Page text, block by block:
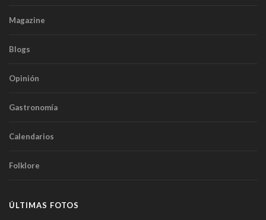
Magazine
Blogs
Opinión
Gastronomía
Calendarios
Folklore
ÚLTIMAS FOTOS